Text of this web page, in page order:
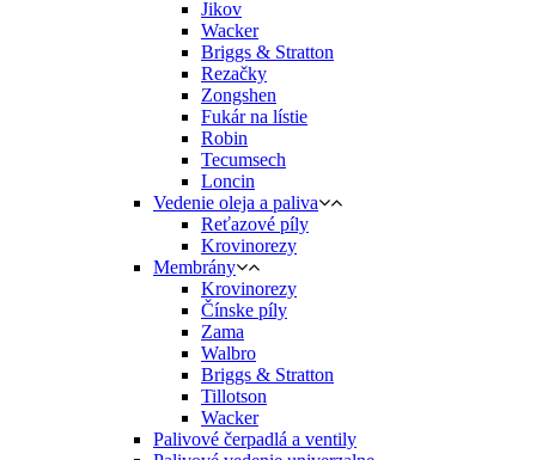
Jikov
Wacker
Briggs & Stratton
Rezačky
Zongshen
Fukár na lístie
Robin
Tecumsech
Loncin
Vedenie oleja a paliva
Reťazové píly
Krovinorezy
Membrány
Krovinorezy
Čínske píly
Zama
Walbro
Briggs & Stratton
Tillotson
Wacker
Palivové čerpadlá a ventily